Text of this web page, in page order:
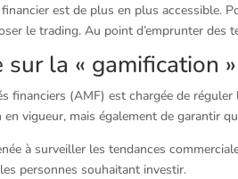
financier est de plus en plus accessible.
le trading. Au point d’emprunter des
sur la « gamification
financiers (AMF) est chargée de
vigueur, mais également de garantir
à surveiller les tendances
personnes souhaitant investir.